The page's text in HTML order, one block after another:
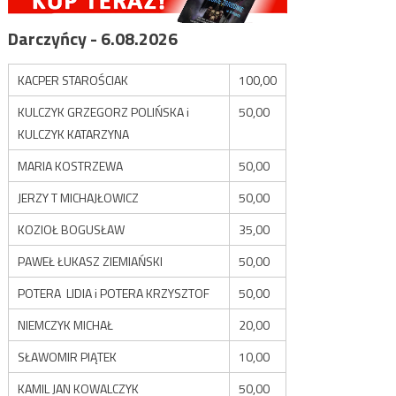
Darczyńcy - 6.08.2026
KACPER STAROŚCIAK
100,00
KULCZYK GRZEGORZ POLIŃSKA i
KULCZYK KATARZYNA
50,00
MARIA KOSTRZEWA
50,00
JERZY T MICHAJŁOWICZ
50,00
KOZIOŁ BOGUSŁAW
35,00
PAWEŁ ŁUKASZ ZIEMIAŃSKI
50,00
POTERA LIDIA i POTERA KRZYSZTOF
50,00
NIEMCZYK MICHAŁ
20,00
SŁAWOMIR PIĄTEK
10,00
KAMIL JAN KOWALCZYK
50,00